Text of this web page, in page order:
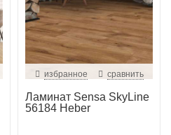
избранное сравнить
Ламинат Sensa SkyLine
56184 Heber